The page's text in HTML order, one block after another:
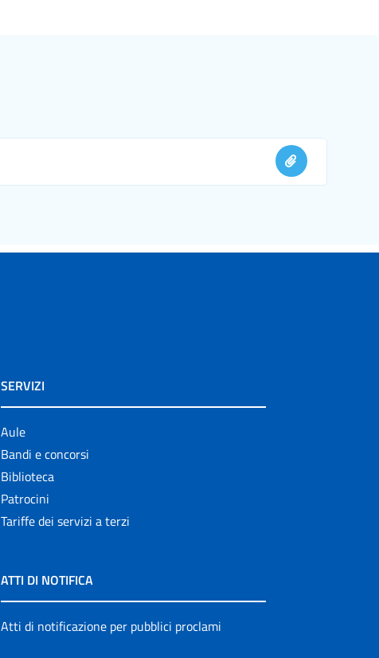
SERVIZI
Aule
Bandi e concorsi
Biblioteca
Patrocini
Tariffe dei servizi a terzi
ATTI DI NOTIFICA
Atti di notificazione per pubblici proclami